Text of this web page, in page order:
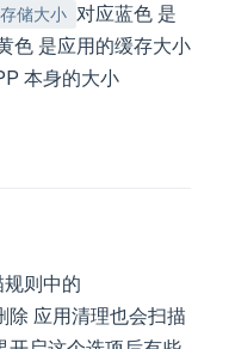
储大小 对应蓝色 是
色 是应用的缓存大小
本身的大小
则中的
除 应用清理也会扫描